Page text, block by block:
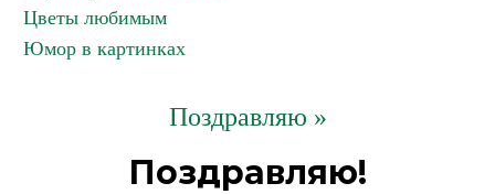
Цветы любимым
Юмор в картинках
Поздравляю »
Поздравляю!